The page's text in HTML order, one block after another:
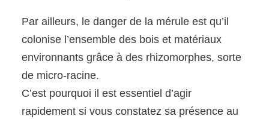
Par ailleurs, le danger de la mérule est qu’il
colonise l’ensemble des bois et matériaux
environnants grâce à des rhizomorphes, sorte
de micro-racine.
C’est pourquoi il est essentiel d’agir
rapidement si vous constatez sa présence au